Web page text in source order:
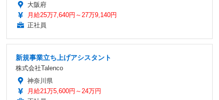
大阪府
月給25万7,640円～27万9,140円
正社員
新規事業立ち上げアシスタント
株式会社Talenco
神奈川県
月給21万5,600円～24万円